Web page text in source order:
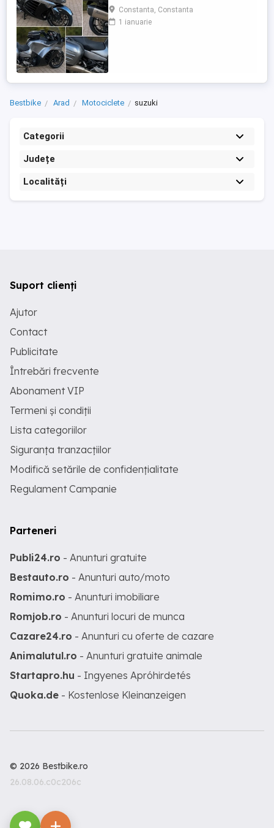
care încă întoarce priviri și iubește
kilometrii. A fost răsfățată, întreținută la
timp și tratată cu respect. O dau doar
Constanta, Constanta
1 ianuarie
Bestbike Arad Motociclete suzuki
Categorii
Județe
Localități
Suport clienți
Ajutor
Contact
Publicitate
Întrebări frecvente
Abonament VIP
Termeni și condiții
Lista categoriilor
Siguranța tranzacțiilor
Modifică setările de confidențialitate
Regulament Campanie
Parteneri
Publi24.ro - Anunturi gratuite
Bestauto.ro - Anunturi auto/moto
Romimo.ro - Anunturi imobiliare
Romjob.ro - Anunturi locuri de munca
Cazare24.ro - Anunturi cu oferte de cazare
Animalutul.ro - Anunturi gratuite animale
Startapro.hu - Ingyenes Apróhirdetés
Quoka.de - Kostenlose Kleinanzeigen
© 2026 Bestbike.ro
26.08.06.c0c206c